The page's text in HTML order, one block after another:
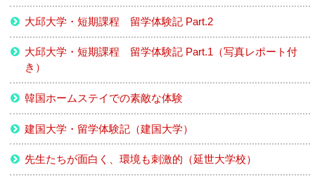
大邱大学・短期課程 留学体験記 Part.2
大邱大学・短期課程 留学体験記 Part.1（写真レポート付
き）
韓国ホームステイでの素敵な体験
建国大学・留学体験記（建国大学）
先生たちが面白く、環境も刺激的（延世大学校）